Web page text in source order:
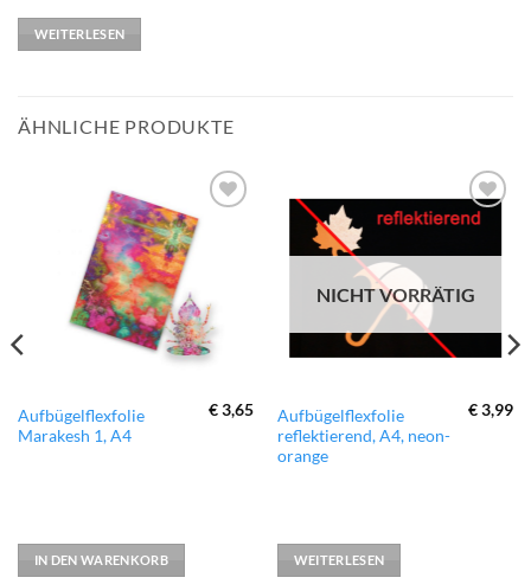
war:
€ 26,63
WEITERLESEN
ÄHNLICHE PRODUKTE
zur
Wunschliste
hinzufügen
Aufbügelflexfolie
Marakesh 1, A4
€3,65
IN DEN WARENKORB
zur
hinzufügen
NICHT VORRÄTIG
Aufbügelflexfolie
reflektierend, A4, neon-
orange
€3,99
WEITERLESEN